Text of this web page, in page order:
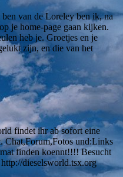
van de Loreley ben ik, na
je home-page gaan kijken.
heb je. Groetjes en je
zijn, en die van het
findet ihr ab sofort eine
Chat,Forum,Fotos und:Links
finden koennt!!!! Besucht
dieselsworld.tsx.org